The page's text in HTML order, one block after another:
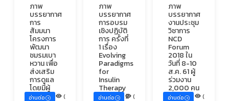
ภาพ
บรรยากาศ
การ
สัมมนา
โครงการ
พัฒนา
ชมรมเบา
หวาน เพื่อ
ส่งเสริม
การดูแล
โดยมีผู้
ป่วยเป็น
อ่านต่อ
(
ภาพ
บรรยากาศ
การอบรม
เชิงปฏิบัติ
การ ครั้งที่
1 เรื่อง
Evolving
Paradigms
for
Insulin
Therapy
of Type 2
อ่านต่อ
(
ภาพ
บรรยากาศ
งานประชุม
วิชาการ
NCD
Forum
2018 ใน
วันที่ 8-10
ส.ค. 61 ผู้
ร่วมงาน
2,000 คน
อ่านต่อ
(